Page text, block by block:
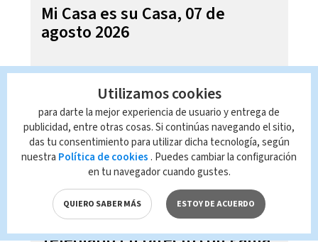
Mi Casa es su Casa, 07 de
agosto 2026
Utilizamos cookies
para darte la mejor experiencia de usuario y entrega de
publicidad, entre otras cosas. Si continúas navegando el sitio,
das tu consentimiento para utilizar dicha tecnología, según
nuestra Política de cookies . Puedes cambiar la configuración
en tu navegador cuando gustes.
QUIERO SABER MÁS ESTOY DE ACUERDO